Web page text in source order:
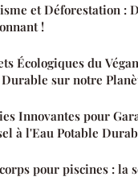
et Déforestation :
!
Écologiques du
sur notre
Innovantes pour
à l'Eau Potable
pour piscines : la